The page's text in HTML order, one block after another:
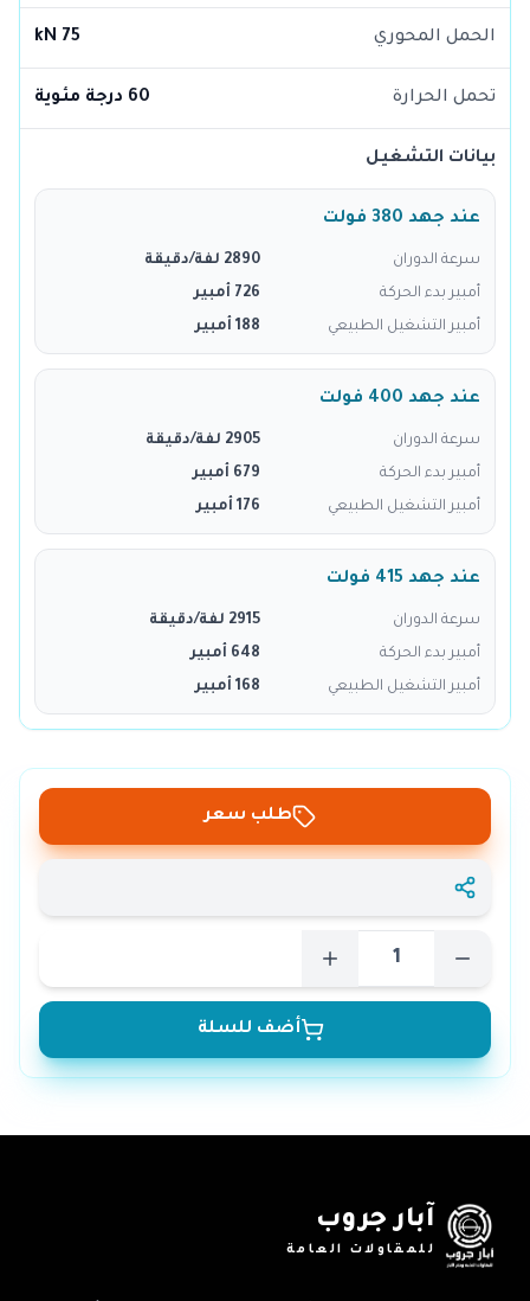
الحمل المحوري 75 kN
تحمل الحرارة 60 درجة مئوية
بيانات التشغيل
عند جهد 380 فولت
سرعة الدوران
2890 لفة/دقيقة
أمبير بدء الحركة
726 أمبير
أمبير التشغيل الطبيعي
188 أمبير
عند جهد 400 فولت
سرعة الدوران
2905 لفة/دقيقة
أمبير بدء الحركة
679 أمبير
أمبير التشغيل الطبيعي
176 أمبير
عند جهد 415 فولت
سرعة الدوران
2915 لفة/دقيقة
أمبير بدء الحركة
648 أمبير
أمبير التشغيل الطبيعي
168 أمبير
طلب سعر
أضف للسلة
آبار جروب
للمقاولات العامة